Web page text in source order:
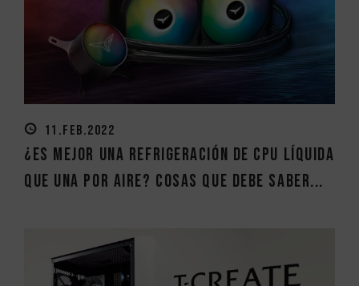
11.FEB.2022
¿Es mejor una refrigeración de CPU líquida
que una por aire? Cosas que debe saber...